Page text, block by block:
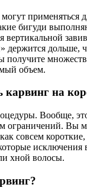
применяться
бигуди
вертикальной
держится дольше,
получите
объем.
на
Вообще,
ограничений. Вы
совсем короткие,
исключения
хной волосы.